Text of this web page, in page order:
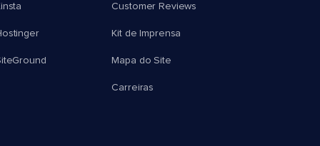
Customer Reviews
Kit de Imprensa
Mapa do Site
Carreiras